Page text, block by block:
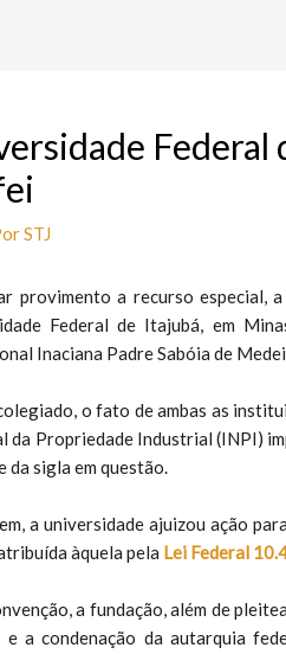
STJ
provimento a recurso especial,
Federal de Itajubá, em
Inaciana Padre Sabóia de
o fato de ambas as
da Propriedade Industrial (INPI)
da sigla em questão.
a universidade ajuizou ação
àquela pela Lei Federal
a fundação, além de
e a condenação da autarquia